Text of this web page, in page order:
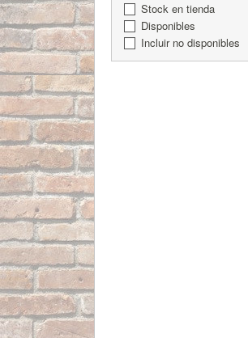
Stock en tienda
Disponibles
Incluir no disponibles